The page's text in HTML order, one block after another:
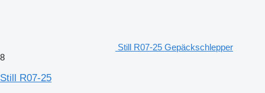
Still R07-25 Gepäckschlepper
8
Still R07-25